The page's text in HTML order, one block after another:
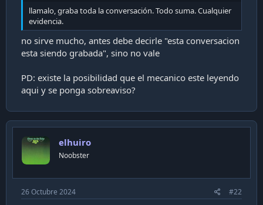
ó
n
llamalo, graba toda la conversación. Todo suma. Cualquier
evidencia.
no sirve mucho, antes debe decirle "esta conversacion
esta siendo grabada", sino no vale
PD: existe la posibilidad que el mecanico este leyendo
aqui y se ponga sobreaviso?
elhuiro
Noobster
26 Octubre 2024 #22